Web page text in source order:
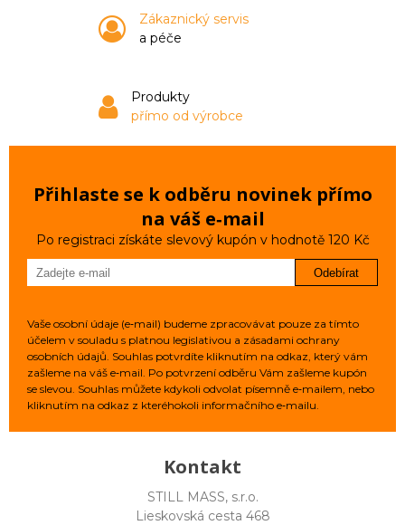
Zákaznický servis
a péče
Produkty
přímo od výrobce
Přihlaste se k odběru novinek přímo
na váš e‑mail
Po registraci získáte slevový kupón v hodnotě 120 Kč
Odebírat
Vaše osobní údaje (e‑mail) budeme zpracovávat pouze za tímto
účelem v souladu s platnou legislativou a zásadami ochrany
osobních údajů. Souhlas potvrdíte kliknutím na odkaz, který vám
zašleme na váš e‑mail. Po potvrzení odběru Vám zašleme kupón
se slevou. Souhlas můžete kdykoli odvolat písemně e‑mailem, nebo
kliknutím na odkaz z kteréhokoli informačního e‑mailu.
Kontakt
STILL MASS, s.r.o.
Lieskovská cesta 468